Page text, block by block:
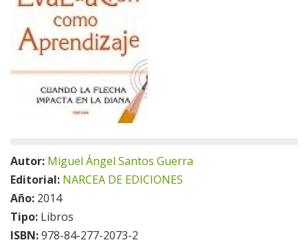
Autor: Miguel Ángel Santos Guerra
Editorial: NARCEA DE EDICIONES
Año: 2014
Tipo: Libros
ISBN:978-84-277-2073-2